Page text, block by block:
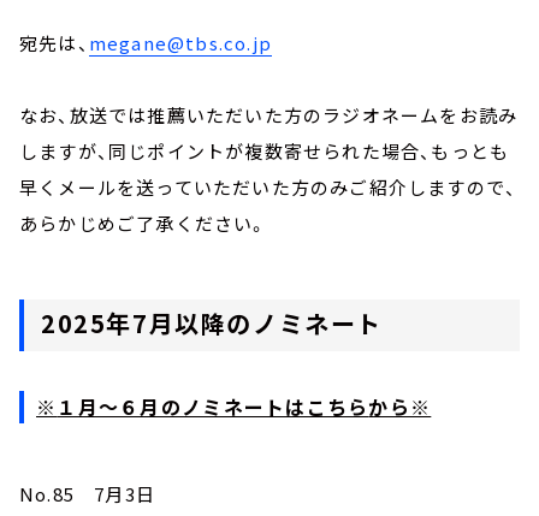
宛先は、 megane@tbs.co.jp
なお、放送では推薦いただいた方のラジオネームをお読み
しますが、同じポイントが複数寄せられた場合、もっとも
早くメールを送っていただいた方のみご紹介しますので、
あらかじめご了承ください。
2025年7月以降のノミネート
※ １月～６月のノミネートはこちらから※
No.85 7月3日